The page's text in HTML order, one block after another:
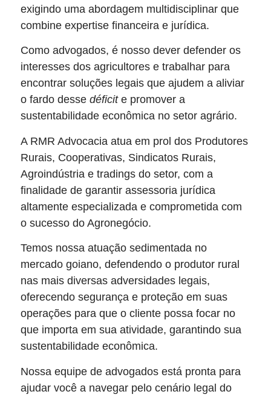
exigindo uma abordagem multidisciplinar que
combine expertise financeira e jurídica.
Como advogados, é nosso dever defender os
interesses dos agricultores e trabalhar para
encontrar soluções legais que ajudem a aliviar
o fardo desse déficite promover a
sustentabilidade econômica no setor agrário.
A RMR Advocacia atua em prol dos Produtores
Rurais, Cooperativas, Sindicatos Rurais,
Agroindústria e tradings do setor, com a
finalidade de garantir assessoria jurídica
altamente especializada e comprometida com
o sucesso do Agronegócio.
Temos nossa atuação sedimentada no
mercado goiano, defendendo o produtor rural
nas mais diversas adversidades legais,
oferecendo segurança e proteção em suas
operações para que o cliente possa focar no
que importa em sua atividade, garantindo sua
sustentabilidade econômica.
Nossa equipe de advogados está pronta para
ajudar você a navegar pelo cenário legal do